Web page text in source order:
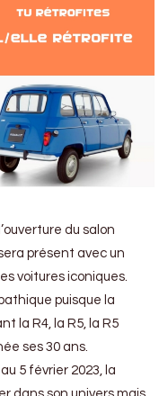
du salon
présent avec un
voitures iconiques.
puisque la
la R4, la R5, la R5
ses 30 ans.
au 5 février 2023, la